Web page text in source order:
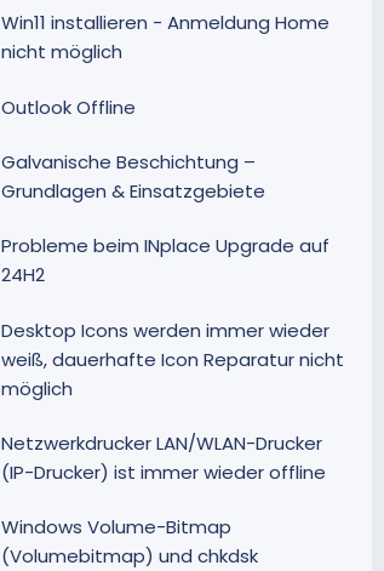
Win11 installieren - Anmeldung Home
nicht möglich
Outlook Offline
Galvanische Beschichtung –
Grundlagen & Einsatzgebiete
Probleme beim INplace Upgrade auf
24H2
Desktop Icons werden immer wieder
weiß, dauerhafte Icon Reparatur nicht
möglich
Netzwerkdrucker LAN/WLAN-Drucker
(IP-Drucker) ist immer wieder offline
Windows Volume-Bitmap
(Volumebitmap) und chkdsk